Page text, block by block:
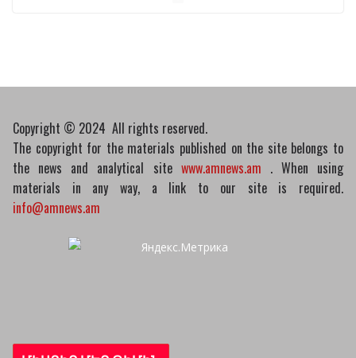
պաշտոնյաներ են
ձերբակալվել
08/04/2026
Copyright © 2024 All rights reserved.
The copyright for the materials published on the site belongs to
the news and analytical site www.amnews.am . When using
materials in any way, a link to our site is required.
info@amnews.am